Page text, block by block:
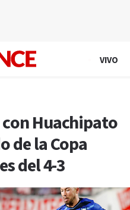
VIVO
Huachipato
de la Copa
del 4-3